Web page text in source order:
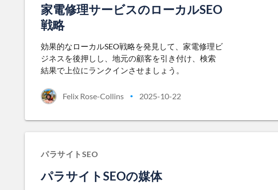
家電修理サービスのローカルSEO
戦略
効果的なローカルSEO戦略を発見して、家電修理ビ
ジネスを後押しし、地元の顧客を引き付け、検索
結果で上位にランクインさせましょう。
Felix Rose-Collins • 2025-10-22
パラサイトSEO
パラサイトSEOの媒体